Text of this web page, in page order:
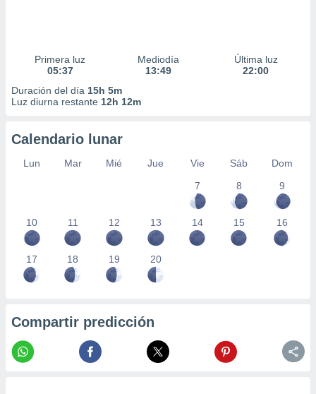
Primera luz
05:37
Mediodía
13:49
Última luz
22:00
Duración del día 15h 5m
Luz diurna restante 12h 12m
Calendario lunar
Lun Mar Mié Jue Vie Sáb
Dom
7
8 9
10 11 12 13 14 15 16
17 18 19 20
Compartir predicción